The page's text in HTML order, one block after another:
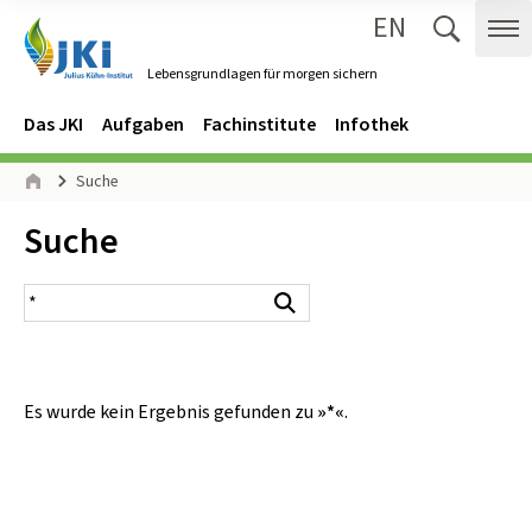
Lebensgrundlagen für morgen sichern
EN
Navigation
Hauptmenü
Das JKI Aufgaben Fachinstitute Infothek
Seitenpfad
Suche
Inhalt:
Suche
Suchergebnis
Es wurde kein Ergebnis gefunden zu »*«.